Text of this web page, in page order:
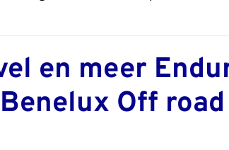
en meer
Off road